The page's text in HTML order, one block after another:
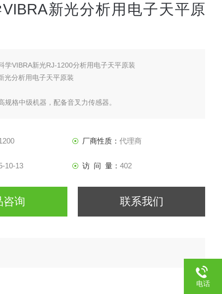
新光分析用电子天平原
学VIBRA新光RJ-1200分析用电子天平原装
光分析用电子天平原装
规格中级机器，配备音叉力传感器。
厂商性质：代理商
10-13 访 问 量：402
咨询 联系我们
电话